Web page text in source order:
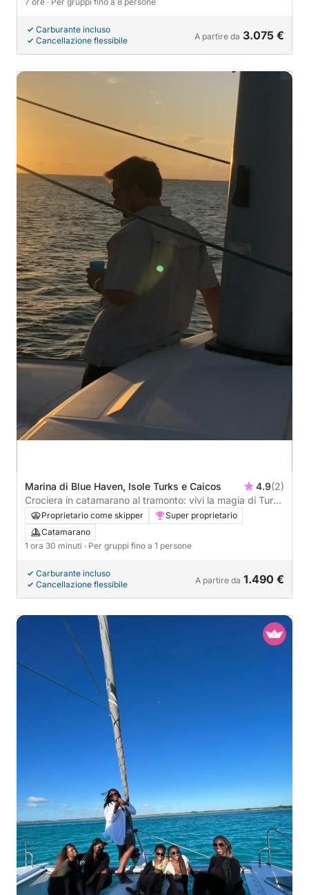
Carburante incluso
Cancellazione flessibile
A partire da 3.075 €
Marina di Blue Haven, Isole Turks e Caicos 4.9(2)
Crociera in catamarano al tramonto: vivi la magia di Turks
e Caicos
Proprietario come skipper
Super proprietario
Catamarano
1 ora 30 minuti · Per gruppi fino a 1 persone
Carburante incluso
Cancellazione flessibile
A partire da 1.490 €